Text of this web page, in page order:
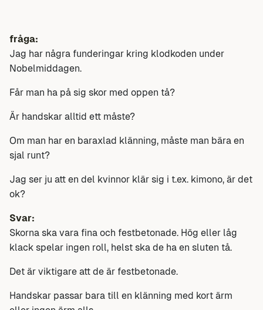
fråga:
Jag har några funderingar kring klodkoden under
Nobelmiddagen.
Får man ha på sig skor med oppen tå?
Är handskar alltid ett måste?
Om man har en baraxlad klänning, måste man bära en
sjal runt?
Jag ser ju att en del kvinnor klär sig i t.ex. kimono, är det
ok?
Svar:
Skorna ska vara fina och festbetonade. Hög eller låg
klack spelar ingen roll, helst ska de ha en sluten tå.
Det är viktigare att de är festbetonade.
Handskar passar bara till en klänning med kort ärm